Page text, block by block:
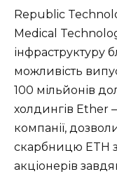
Republic
Medical
інфраструктуру
можливість
100 мільйонів
холдингів Ether
компанії,
скарбницю ETH
акціонерів